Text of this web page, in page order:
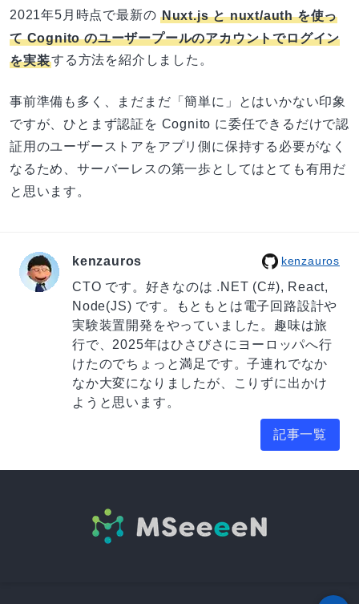
2021年5月時点で最新のNuxt.js と nuxt/auth を使っ
て Cognito のユーザープールのアカウントでログイン
を実装する方法を紹介しました。
事前準備も多く、まだまだ「簡単に」とはいかない印象
ですが、ひとまず認証を Cognito に委任できるだけで認
証用のユーザーストアをアプリ側に保持する必要がなく
なるため、サーバーレスの第一歩としてはとても有用だ
と思います。
kenzauros kenzauros
CTO です。好きなのは .NET (C#), React,
Node(JS) です。もともとは電子回路設計や
実験装置開発をやっていました。趣味は旅
行で、2025年はひさびさにヨーロッパへ行
けたのでちょっと満足です。子連れでなか
なか大変になりましたが、こりずに出かけ
ようと思います。
記事一覧